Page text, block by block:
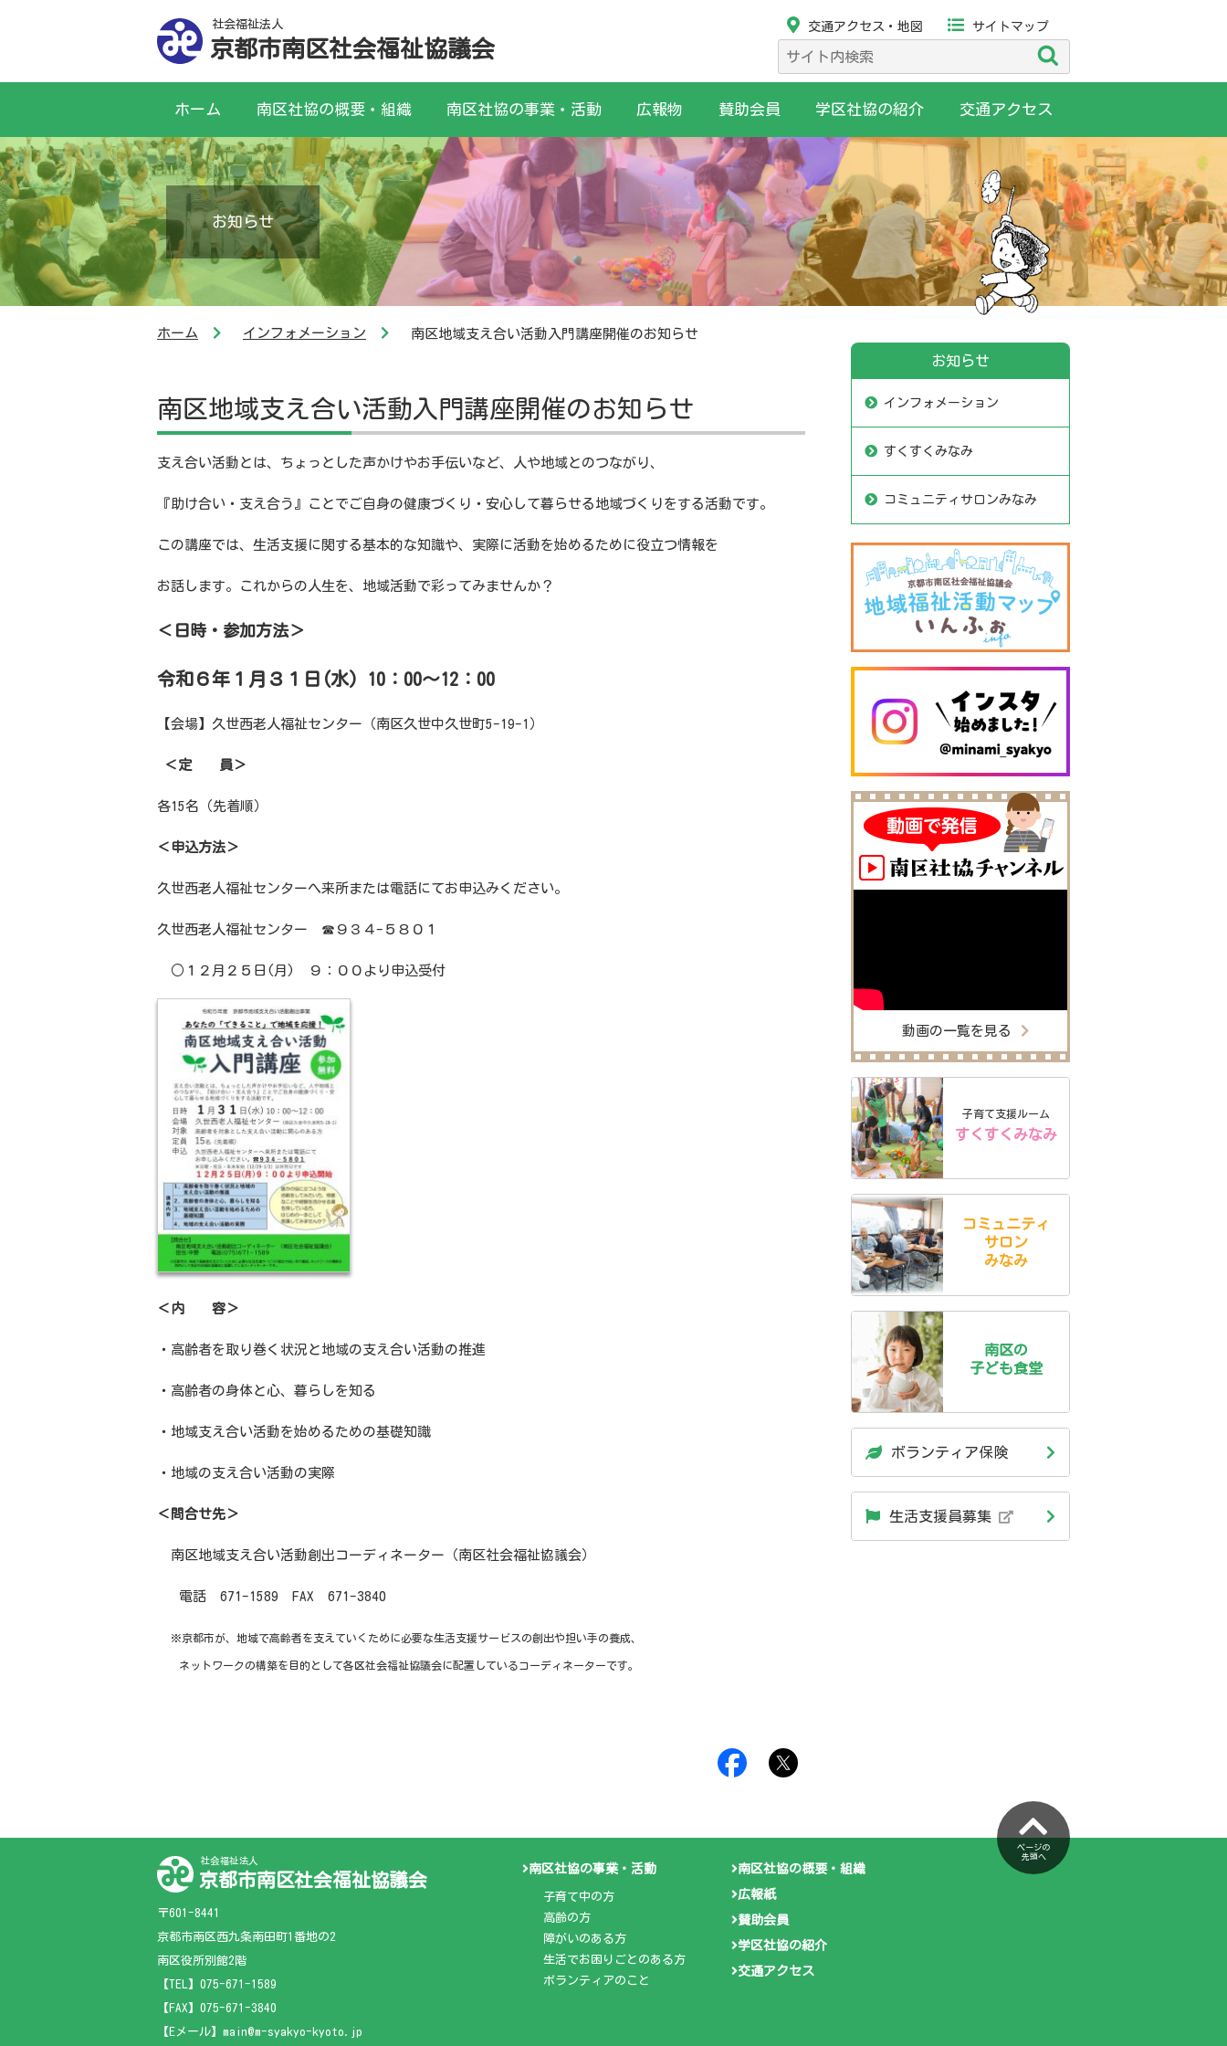
社会福祉法人
京都市南区社会福祉協議会
交通アクセス・地図 サイトマップ
検
索:
ホーム 南区社協の概要・組織 南区社協の事業・活動 広報物 賛助会員 学区社協の紹介 交通アクセス
お知らせ
ホーム インフォメーション 南区地域支え合い活動入門講座開催のお知らせ
南区地域支え合い活動入門講座開催のお知らせ
支え合い活動とは、ちょっとした声かけやお手伝いなど、人や地域とのつながり、
『助け合い・支え合う』ことでご自身の健康づくり・安心して暮らせる地域づくりをする活動です。
この講座では、生活支援に関する基本的な知識や、実際に活動を始めるために役立つ情報を
お話します。これからの人生を、地域活動で彩ってみませんか？
＜日時・参加方法＞
令和６年１月３１日(水) 10：00～12：00
【会場】久世西老人福祉センター（南区久世中久世町5-19-1）
＜定 員＞
各15名（先着順）
＜申込方法＞
久世西老人福祉センターへ来所または電話にてお申込みください。
久世西老人福祉センター ☎９３４-５８０１
○１２月２５日 (月 ) ９：００より申込受付
＜内 容＞
・高齢者を取り巻く状況と地域の支え合い活動の推進
・高齢者の身体と心、暮らしを知る
・地域支え合い活動を始めるための基礎知識
・地域の支え合い活動の実際
＜問合せ先＞
南区地域支え合い活動創出コーディネーター（南区社会福祉協議会）
電話 671-1589 FAX 671-3840
※京都市が、地域で高齢者を支えていくために必要な生活支援サービスの創出や担い手の養成、
ネットワークの構築を目的として各区社会福祉協議会に配置しているコーディネーターです。
お知らせ
インフォメーション
すくすくみなみ
コミュニティサロンみなみ
動画の一覧を見る
子育て支援ルーム
すくすくみなみ
コミュニティ
サロン
みなみ
南区の
子ども食堂
ボランティア保険
生活支援員募集
ページの
先頭へ
社会福祉法人
京都市南区社会福祉協議会
〒601-8441
京都市南区西九条南田町1番地の2
南区役所別館2階
【TEL】 075-671-1589
【FAX】075-671-3840
【Eメール】main@m-syakyo-kyoto.jp
南区社協の事業・活動
子育て中の方
高齢の方
障がいのある方
生活でお困りごとのある方
ボランティアのこと
南区社協の概要・組織
広報紙
賛助会員
学区社協の紹介
交通アクセス